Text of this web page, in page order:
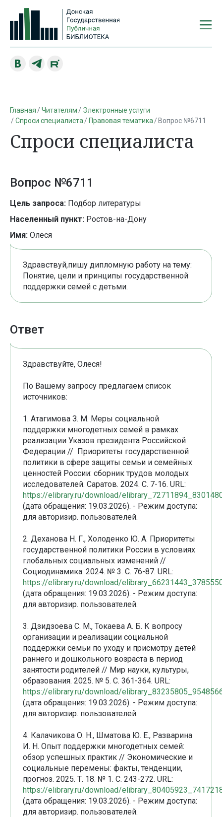
Главная Читателям
Электронные услуги
Спроси специалиста
Правовая тематика Вопрос №6711
Спроси специалиста
Вопрос №6711
Цель запроса: Подбор литературы
Населенный пункт: Ростов-на-Дону
Имя: Олеся
Здравствуй,пишу дипломную работу на тему:
Понятие, цели и принципы государственной
поддержки семей с детьми.
Ответ
Здравствуйте, Олеся!
По Вашему запросу предлагаем список
источников:
1. Атагимова З. М. Меры социальной
поддержки многодетных семей в рамках
реализации Указов президента Российской
Федерации // Приоритеты государственной
политики в сфере защиты семьи и семейных
ценностей России: сборник трудов молодых
исследователей. Саратов. 2024. С. 7-16. URL:
https://elibrary.ru/download/
(дата обращения: 19.03.2026). - Режим доступа:
для авторизир. пользователей.
2. Деханова Н. Г., Холоденко Ю. А. Приоритеты
государственной политики России в условиях
глобальных социальных изменений //
Социодинамика. 2024. № 3. С. 76-87. URL:
https://elibrary.ru/download/
(дата обращения: 19.03.2026). - Режим доступа:
для авторизир. пользователей.
3. Дзидзоева С. М., Токаева А. Б. К вопросу
организации и реализации социальной
поддержки семьи по уходу и присмотру детей
раннего и дошкольного возраста в период
занятости родителей // Мир науки, культуры,
образования. 2025. № 5. С. 361-364. URL:
https://elibrary.ru/download/
(дата обращения: 19.03.2026). - Режим доступа:
для авторизир. пользователей.
4. Калачикова О. Н., Шматова Ю. Е., Разварина
И. Н. Опыт поддержки многодетных семей:
обзор успешных практик // Экономические и
социальные перемены: факты, тенденции,
прогноз. 2025. Т. 18. № 1. С. 243-272. URL:
https://elibrary.ru/download/
(дата обращения: 19.03.2026). - Режим доступа:
для авторизир. пользователей.